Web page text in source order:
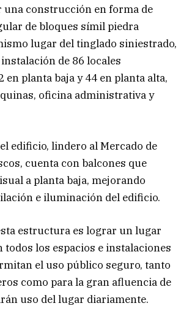
una construcción en forma de
de bloques símil piedra
lugar del tinglado siniestrado,
de 86 locales
en planta baja y 44 en planta alta,
oficina administrativa y
edificio, lindero al Mercado de
cuenta con balcones que
a planta baja, mejorando
e iluminación del edificio.
estructura es lograr un lugar
todos los espacios e instalaciones
el uso público seguro, tanto
como para la gran afluencia de
uso del lugar diariamente.